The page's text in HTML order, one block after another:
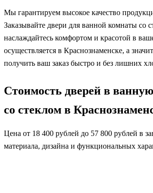
Мы гарантируем высокое качество
Заказывайте двери для ванной комнаты со
наслаждайтесь комфортом и красотой в
осуществляется в Краснознаменске, а
получить ваш заказ быстро и без лишних
Стоимость дверей в
со стеклом в
Цена от 18 400 рублей до 57 800 рублей в
материала, дизайна и функциональных